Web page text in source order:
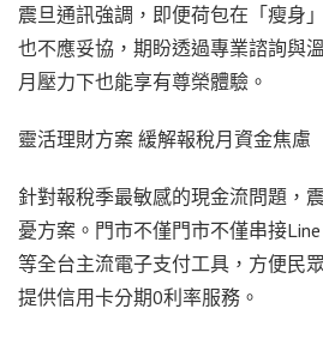
震旦通訊強調，即便荷包在「瘦身
也不應妥協，期盼透過專業諮詢與
月壓力下也能享有尊榮體驗。
靈活理財方案 緩解報稅月資金焦慮
針對報稅季最敏感的現金流問題，
憂方案。門市不僅門市不僅串接
等全台主流電子支付工具，方便民
提供信用卡分期0利率服務。